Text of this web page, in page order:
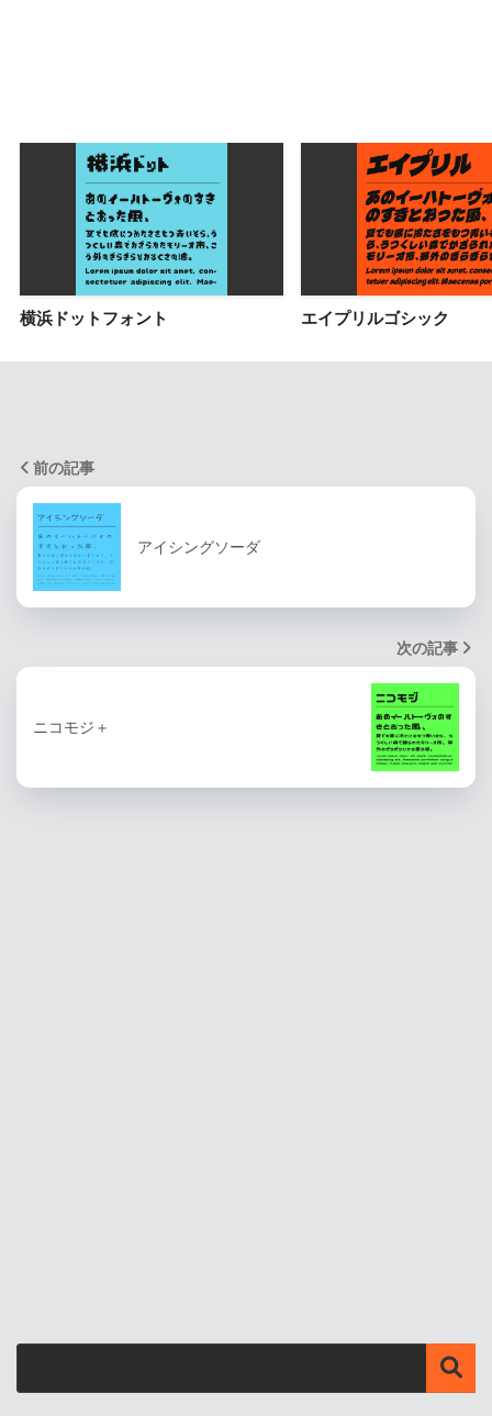
横浜ドットフォント エイプリルゴシック
前の記事
アイシングソーダ
次の記事
ニコモジ＋